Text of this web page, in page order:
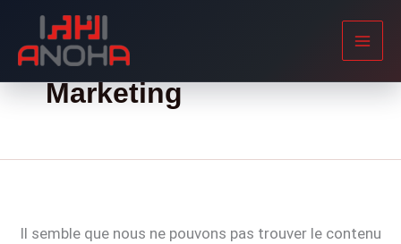
contenu
Marketing
Il semble que nous ne pouvons pas trouver le contenu